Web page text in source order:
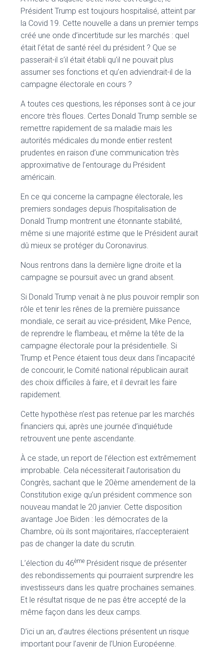
Président Trump est toujours hospitalisé, atteint par
la Covid 19. Cette nouvelle a dans un premier temps
créé une onde d’incertitude sur les marchés : quel
était l’état de santé réel du président ? Que se
passerait-il s’il était établi qu’il ne pouvait plus
assumer ses fonctions et qu’en adviendrait-il de la
campagne électorale en cours ?
A toutes ces questions, les réponses sont à ce jour
encore très floues. Certes Donald Trump semble se
remettre rapidement de sa maladie mais les
autorités médicales du monde entier restent
prudentes en raison d’une communication très
approximative de l’entourage du Président
américain.
En ce qui concerne la campagne électorale, les
premiers sondages depuis l’hospitalisation de
Donald Trump montrent une étonnante stabilité,
même si une majorité estime que le Président aurait
dû mieux se protéger du Coronavirus.
Nous rentrons dans la dernière ligne droite et la
campagne se poursuit avec un grand absent.
Si Donald Trump venait à ne plus pouvoir remplir son
rôle et tenir les rênes de la première puissance
mondiale, ce serait au vice-président, Mike Pence,
de reprendre le flambeau, et même la tête de la
campagne électorale pour la présidentielle. Si
Trump et Pence étaient tous deux dans l’incapacité
de concourir, le Comité national républicain aurait
des choix difficiles à faire, et il devrait les faire
rapidement.
Cette hypothèse n’est pas retenue par les marchés
financiers qui, après une journée d’inquiétude
retrouvent une pente ascendante.
À ce stade, un report de l’élection est extrêmement
improbable. Cela nécessiterait l’autorisation du
Congrès, sachant que le 20ème amendement de la
Constitution exige qu’un président commence son
nouveau mandat le 20 janvier. Cette disposition
avantage Joe Biden : les démocrates de la
Chambre, où ils sont majoritaires, n’accepteraient
pas de changer la date du scrutin.
L’élection du 46èmePrésident risque de présenter
des rebondissements qui pourraient surprendre les
investisseurs dans les quatre prochaines semaines.
Et le résultat risque de ne pas être accepté de la
même façon dans les deux camps.
D’ici un an, d’autres élections présentent un risque
important pour l’avenir de l’Union Européenne.